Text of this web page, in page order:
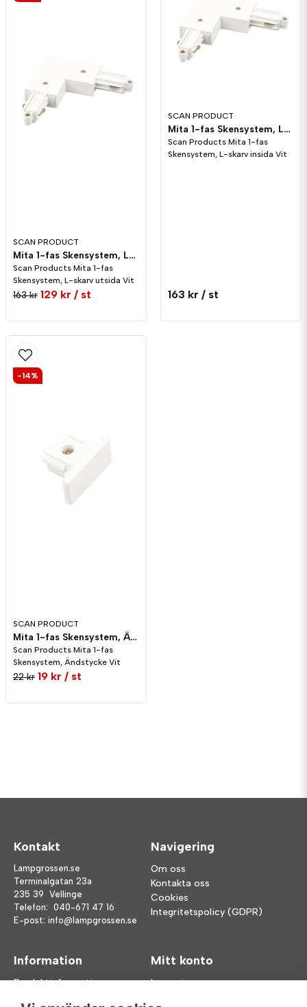
SCAN PRODUCT
Mita 1-fas Skensystem, L-skarv utsida Vit
Scan Products Mita 1-fas
Skensystem, L-skarv utsida Vit
163 kr 129 kr / st
SCAN PRODUCT
Mita 1-fas Skensystem, L-skarv insida Vit
Scan Products Mita 1-fas
Skensystem, L-skarv insida Vit
163 kr / st
SCAN PRODUCT
Mita 1-fas Skensystem, Ändstycke Vit
Scan Products Mita 1-fas
Skensystem, Ändstycke Vit
22 kr 19 kr / st
-14%
Kontakt
Lampgrossen.se
Terminalgatan 23a
235 39 Vellinge
Telefon: 040-671 47 16
E-post: info@lampgrossen.se
Navigering
Om oss
Kontakta oss
Cookies
Integritetspolicy (GDPR)
Information
Produktinformation
Mitt konto
Logga in